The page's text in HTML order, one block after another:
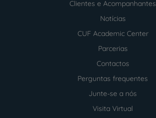
Clientes e Acompanhantes
Notícias
CUF Academic Center
Parcerias
Contactos
Perguntas frequentes
Junte-se a nós
Visita Virtual